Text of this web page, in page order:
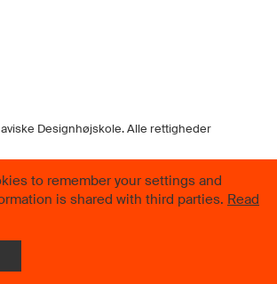
to remember your settings and
is shared with third parties. Read
Designhøjskole. Alle rettigheder